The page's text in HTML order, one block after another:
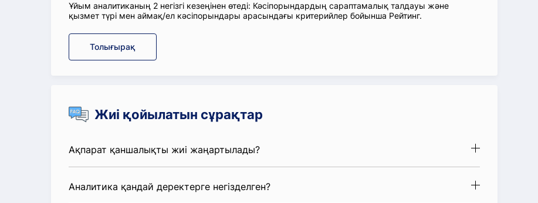
Ұйым аналитиканың 2 негізгі кезеңінен өтеді: Кәсіпорындардың сараптамалық талдауы және
қызмет түрі мен аймақ/ел кәсіпорындары арасындағы критерийлер бойынша Рейтинг.
Толығырақ
Жиі қойылатын сұрақтар
Ақпарат қаншалықты жиі жаңартылады?
Аналитика қандай деректерге негізделген?